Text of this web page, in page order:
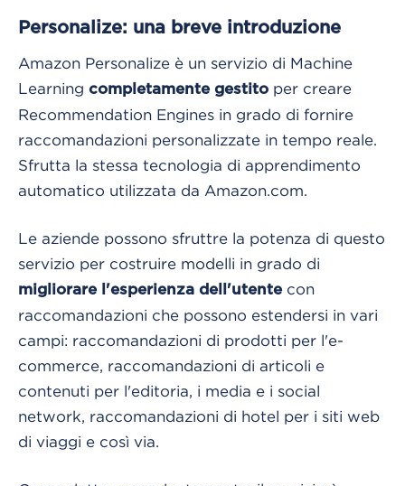
Personalize: una breve introduzione
Amazon Personalize è un servizio di Machine
Learning completamente gestito per creare
Recommendation Engines in grado di fornire
raccomandazioni personalizzate in tempo reale.
Sfrutta la stessa tecnologia di apprendimento
automatico utilizzata da Amazon.com.
Le aziende possono sfruttre la potenza di questo
servizio per costruire modelli in grado di
migliorare l'esperienza dell'utentecon
raccomandazioni che possono estendersi in vari
campi: raccomandazioni di prodotti per l'e-
commerce, raccomandazioni di articoli e
contenuti per l'editoria, i media e i social
network, raccomandazioni di hotel per i siti web
di viaggi e così via.